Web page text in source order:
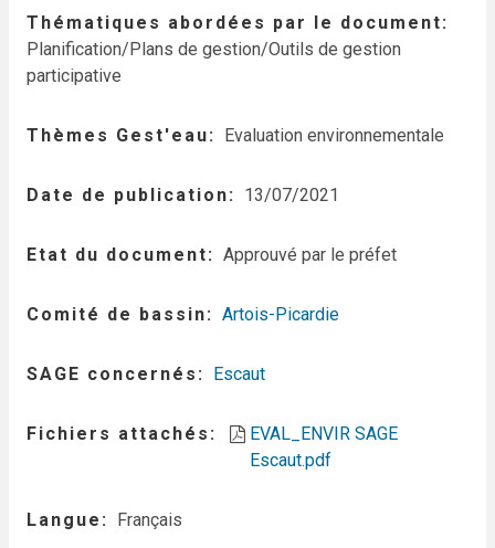
Thématiques abordées par le document
Planification/Plans de gestion/Outils de gestion
participative
Thèmes Gest'eau Evaluation environnementale
Date de publication 13/07/2021
Etat du document Approuvé par le préfet
Comité de bassin Artois-Picardie
SAGE concernés Escaut
Fichiers attachés
EVAL_ENVIR SAGE
Escaut.pdf
Langue Français